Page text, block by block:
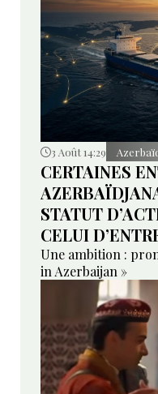
3 Août 14:29
CERTAINES
STATUT
CELUI
Une ambition :
in Azerbaijan »